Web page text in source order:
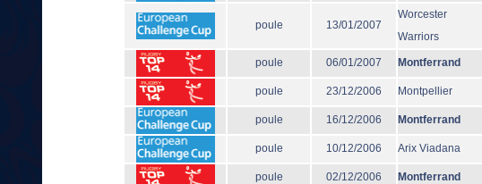
poule 13/01/2007
Worcester
Warriors
poule 06/01/2007 Montferrand
poule 23/12/2006 Montpellier
poule 16/12/2006 Montferrand
poule 10/12/2006 Arix Viadana
poule 02/12/2006 Montferrand